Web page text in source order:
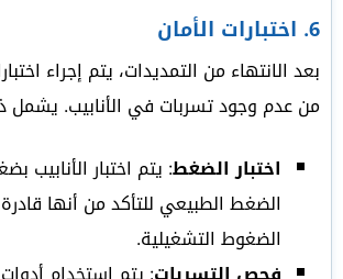
6. اختبارات الأمان
بعد الانتهاء من التمديدات، يتم إجراء
من عدم وجود تسربات في الأنابيب. يشمل
اختبار الضغط: يتم اختبار الأنابيب
الضغط الطبيعي للتأكد من أنها
الضغوط التشغيلية.